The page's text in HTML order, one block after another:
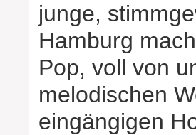
junge,
Hamburg
Pop, voll von
melodischen
eingängigen